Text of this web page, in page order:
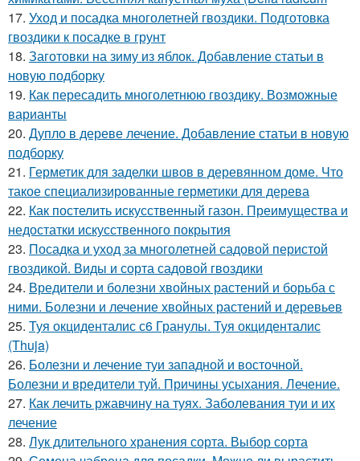
17. Уход и посадка многолетней гвоздики. Подготовка
гвоздики к посадке в грунт
18. Заготовки на зиму из яблок. Добавление статьи в
новую подборку
19. Как пересадить многолетнюю гвоздику. Возможные
варианты
20. Дупло в дереве лечение. Добавление статьи в новую
подборку
21. Герметик для заделки швов в деревянном доме. Что
такое специализированные герметики для дерева
22. Как постелить искусственный газон. Преимущества и
недостатки искусственного покрытия
23. Посадка и уход за многолетней садовой перистой
гвоздикой. Виды и сорта садовой гвоздики
24. Вредители и болезни хвойных растений и борьба с
ними. Болезни и лечение хвойных растений и деревьев
25. Туя окциденталис с6 Гранулы. Туя окциденталис
(Thuja)
26. Болезни и лечение туи западной и восточной.
Болезни и вредители туй. Причины усыхания. Лечение.
27. Как лечить ржавчину на туях. Заболевания туи и их
лечение
28. Лук длительного хранения сорта. Выбор сорта